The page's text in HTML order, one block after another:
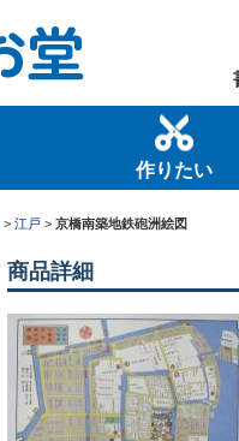
作りたい
> 江戸 > 京橋南築地鉄砲洲絵図
商品詳細